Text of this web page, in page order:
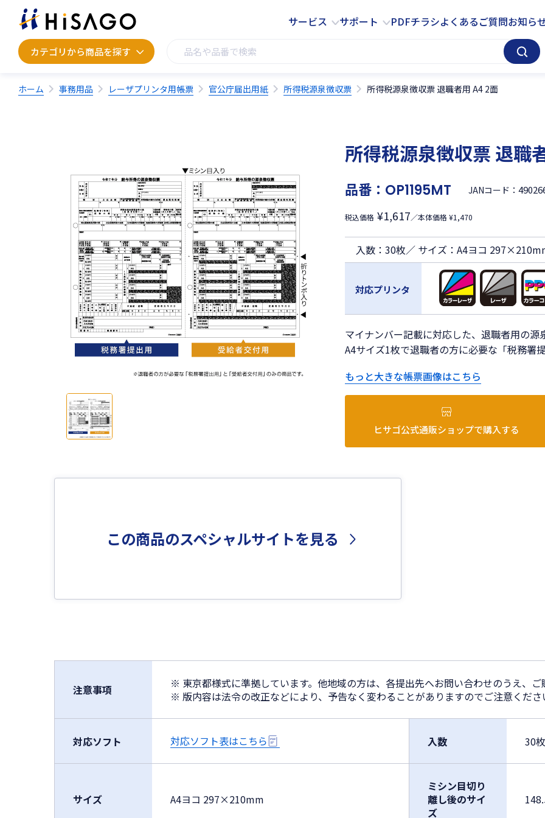
サービス サポート PDFチラシよくあるご質問お知ら
カテゴリから商品を探す
カテゴリから商品を探す サービス サポート
ホーム 事務用品 レーザプリンタ用帳票 官公庁届出用紙 所得税源泉徴収票 所得税源泉徴収票 退職者用 A4 2面
所得税源泉徴収票 退職
品番： OP1195MT JANコード：
税込価格 ¥1,617／本体価格 ¥1,470
入数：30枚／ サイズ：A4ヨコ
対応プリンタ
マイナンバー記載に対応した、退職者用の源
A4サイズ1枚で退職者の方に必要な「税務署
もっと大きな帳票画像はこちら
ヒサゴ公式通販ショップで購入する
この商品のスペシャルサイトを見る
注意事項
※ 東京都様式に準拠しています。他地域の方は、各提出先へお問い合わせのうえ、
※ 版内容は法令の改正などにより、予告なく変わることがありますのでご注意くださ
対応ソフト 対応ソフト表はこちら 入数 30枚
サイズ A4ヨコ 297×210mm
ミシン目切り
離し後のサイ
ズ